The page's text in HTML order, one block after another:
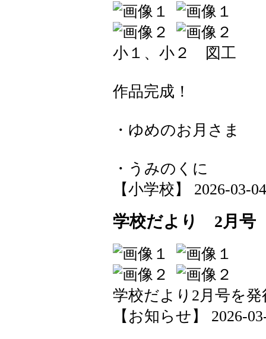
小１、小２ 図工
作品完成！
・ゆめのお月さま
・うみのくに
【小学校】 2026-03-
学校だより 2月号
学校だより2月号を
【お知らせ】 2026-